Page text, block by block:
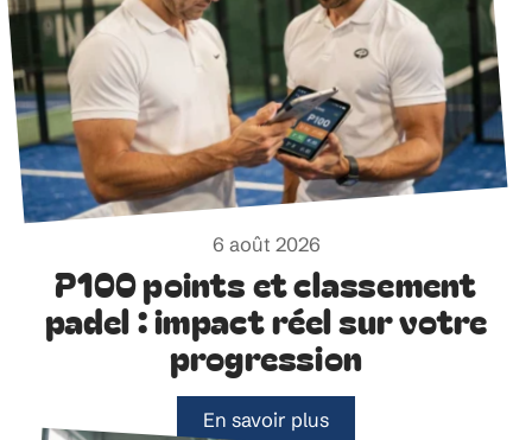
6 août 2026
P100 points et classement
padel : impact réel sur votre
progression
En savoir plus